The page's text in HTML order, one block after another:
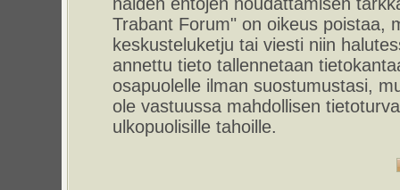
Trabant Forum" on oikeus poistaa,
keskusteluketju tai viesti niin
annettu tieto tallennetaan
osapuolelle ilman suostumustasi,
ole vastuussa mahdollisen
ulkopuolisille tahoille.